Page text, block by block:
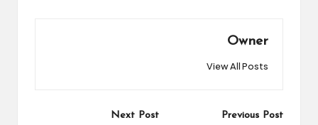
Owner
View All Posts
Post
Previous Post
Next Post